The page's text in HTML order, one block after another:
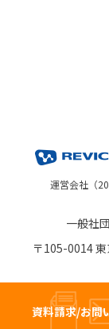
運営会社（
一般社
〒105-0014
資料請求/お問